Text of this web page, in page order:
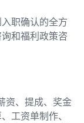
职确认的全方
和福利政策咨
资、提成、奖金
工资单制作、